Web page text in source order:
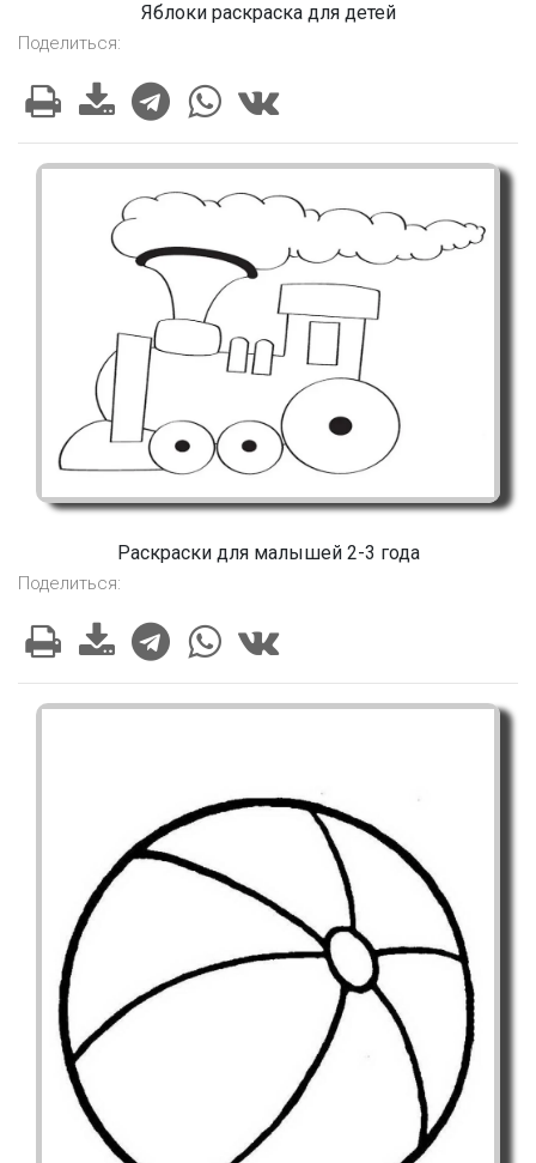
Яблоки раскраска для детей
Поделиться:
Раскраски для малышей 2-3 года
Поделиться: